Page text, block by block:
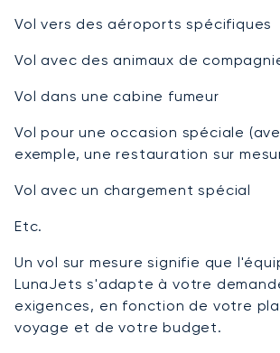
Vol vers des aéroports spécifiques
Vol avec des animaux de
Vol dans une cabine fumeur
Vol pour une occasion spéciale
exemple, une restauration sur
Vol avec un chargement spécial
Etc.
Un vol sur mesure signifie que
LunaJets s'adapte à votre
exigences, en fonction de votre
voyage et de votre budget.